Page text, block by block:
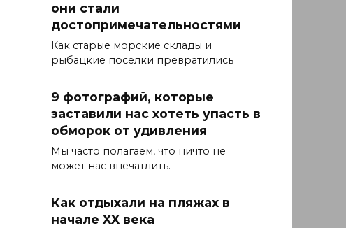
они стали
достопримечательностями
Как старые морские склады и
рыбацкие поселки превратились
9 фотографий, которые
заставили нас хотеть упасть в
обморок от удивления
Мы часто полагаем, что ничто не
может нас впечатлить.
Как отдыхали на пляжах в
начале XX века